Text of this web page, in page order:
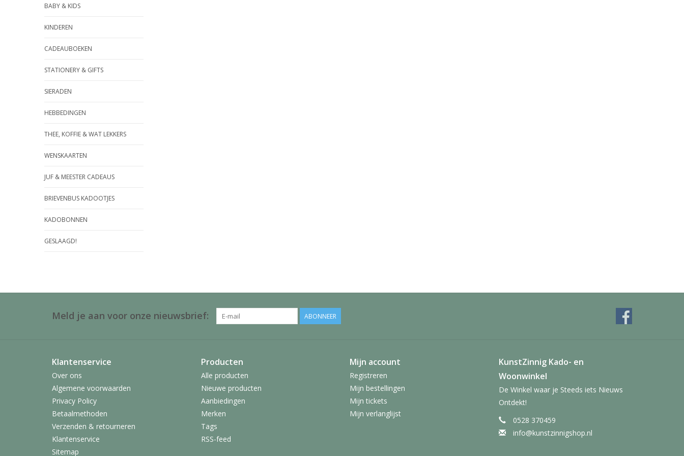
BABY & KIDS
KINDEREN
CADEAUBOEKEN
STATIONERY & GIFTS
SIERADEN
HEBBEDINGEN
THEE, KOFFIE & WAT LEKKERS
WENSKAARTEN
JUF & MEESTER CADEAUS
BRIEVENBUS KADOOTJES
KADOBONNEN
GESLAAGD!
Meld je aan voor onze nieuwsbrief: ABONNEER
Klantenservice
Over ons
Algemene voorwaarden
Privacy Policy
Betaalmethoden
Verzenden & retourneren
Klantenservice
Sitemap
Producten
Alle producten
Nieuwe producten
Aanbiedingen
Merken
Tags
RSS-feed
Mijn account
Registreren
Mijn bestellingen
Mijn tickets
Mijn verlanglijst
KunstZinnig Kado- en
Woonwinkel
De Winkel waar je Steeds iets Nieuws
Ontdekt!
0528 370459
info@kunstzinnigshop.nl